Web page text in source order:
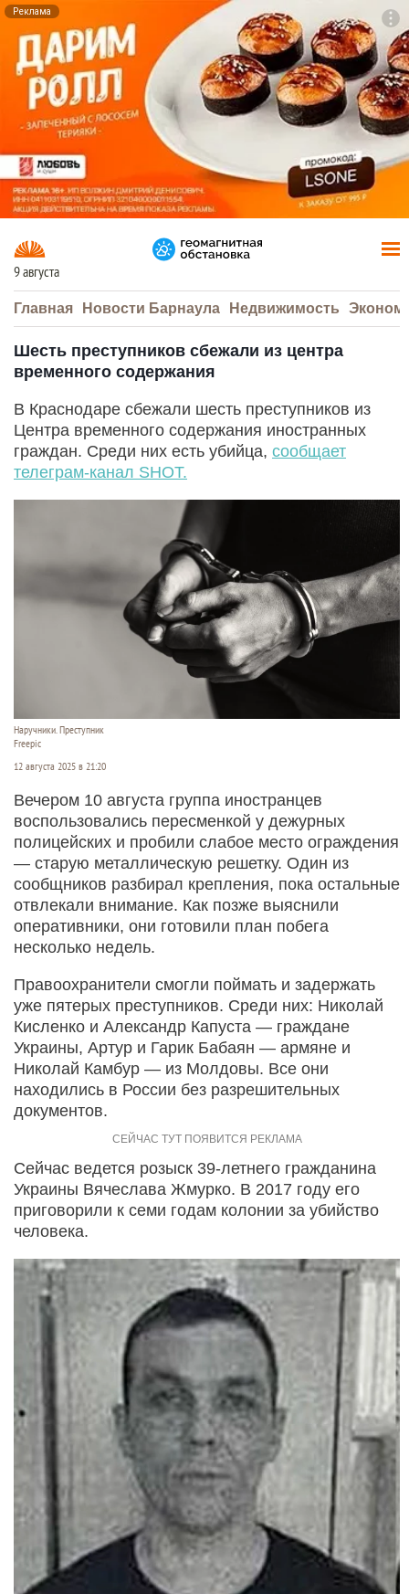
Реклама
9 августа
Главная Новости Барнаула Недвижимость
Шесть преступников сбежали из центра
временного содержания
В Краснодаре сбежали шесть преступников из
Центра временного содержания иностранных
граждан. Среди них есть убийца, сообщает
телеграм-канал SHOT.
Наручники. Преступник
Freepic
12 августа 2025 в 21:20
Вечером 10 августа группа иностранцев
воспользовались пересменкой у дежурных
полицейских и пробили слабое место ограждения
— старую металлическую решетку. Один из
сообщников разбирал крепления, пока остальные
отвлекали внимание. Как позже выяснили
оперативники, они готовили план побега
несколько недель.
Правоохранители смогли поймать и задержать
уже пятерых преступников. Среди них: Николай
Кисленко и Александр Капуста — граждане
Украины, Артур и Гарик Бабаян — армяне и
Николай Камбур — из Молдовы. Все они
находились в России без разрешительных
документов.
Сейчас ведется розыск 39-летнего гражданина
Украины Вячеслава Жмурко. В 2017 году его
приговорили к семи годам колонии за убийство
человека.